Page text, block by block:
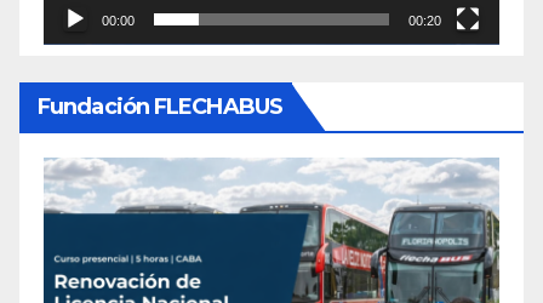
00:00 00:20
Fundación FLECHABUS